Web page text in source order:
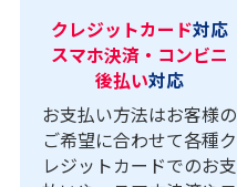
クレジットカード対応
スマホ決済・コンビニ
後払い対応
お支払い方法はお客様の
ご希望に合わせて各種ク
レジットカードでのお支